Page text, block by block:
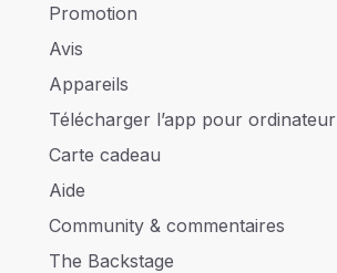
Promotion
Avis
Appareils
Télécharger l’app pour ordinateur
Carte cadeau
Aide
Community & commentaires
The Backstage